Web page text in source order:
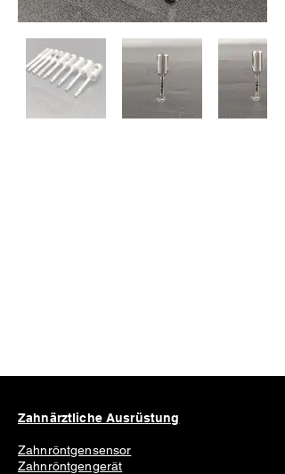
Zahnärztliche Ausrüstung
Zahnröntgensensor
Zahnröntgengerät